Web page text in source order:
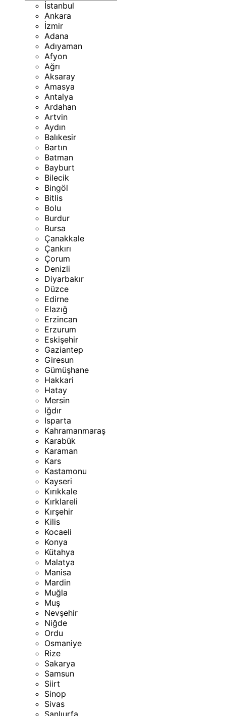
İstanbul
Ankara
İzmir
Adana
Adıyaman
Afyon
Ağrı
Aksaray
Amasya
Antalya
Ardahan
Artvin
Aydın
Balıkesir
Bartın
Batman
Bayburt
Bilecik
Bingöl
Bitlis
Bolu
Burdur
Bursa
Çanakkale
Çankırı
Çorum
Denizli
Diyarbakır
Düzce
Edirne
Elazığ
Erzincan
Erzurum
Eskişehir
Gaziantep
Giresun
Gümüşhane
Hakkari
Hatay
Mersin
Iğdır
Isparta
Kahramanmaraş
Karabük
Karaman
Kars
Kastamonu
Kayseri
Kırıkkale
Kırklareli
Kırşehir
Kilis
Kocaeli
Konya
Kütahya
Malatya
Manisa
Mardin
Muğla
Muş
Nevşehir
Niğde
Ordu
Osmaniye
Rize
Sakarya
Samsun
Siirt
Sinop
Sivas
Şanlıurfa